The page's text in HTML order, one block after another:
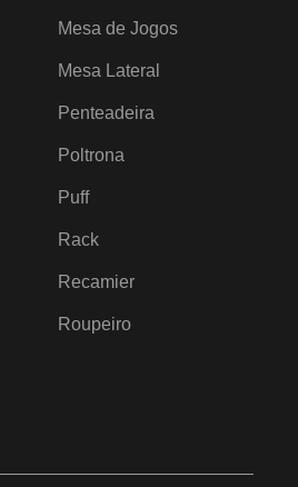
Mesa de Jogos
Mesa Lateral
Penteadeira
Poltrona
Puff
Rack
Recamier
Roupeiro